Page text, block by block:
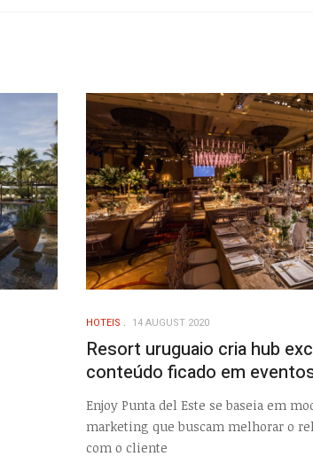
HOTEIS 14 AUGUST 2020
Resort uruguaio cria hub
conteúdo ficado em
Enjoy Punta del Este se baseia em
marketing que buscam melhorar o
com o cliente